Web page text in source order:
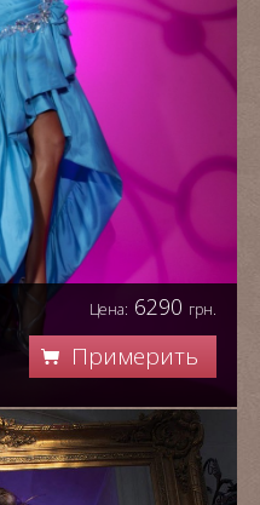
Цена: 6290 грн.
Примерить